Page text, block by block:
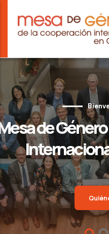
main
content
de